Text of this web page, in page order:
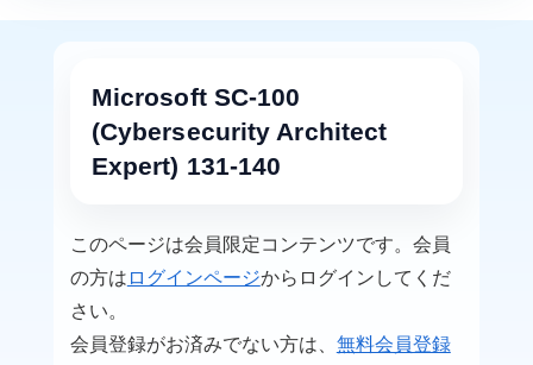
Microsoft SC-100
(Cybersecurity Architect
Expert) 131-140
このページは会員限定コンテンツです。会員
の方は ログインページからログインしてくだ
さい。
会員登録がお済みでない方は、 無料会員登録